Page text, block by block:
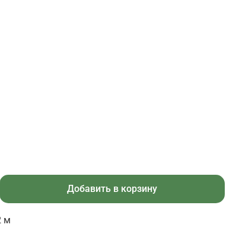
Добавить в корзину
м